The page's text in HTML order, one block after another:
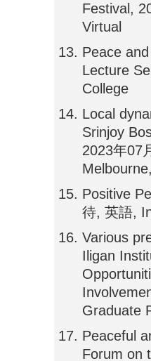
Festival,
Virtual
Peace
Lecture
College
Local
Srinjoy
2023年07
Positive
待, 英語,
Various
Iligan
Graduate
Peaceful
Forum on